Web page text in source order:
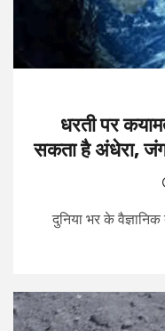
धरती पर
सकता है अंधेरा,
दुनिया भर के